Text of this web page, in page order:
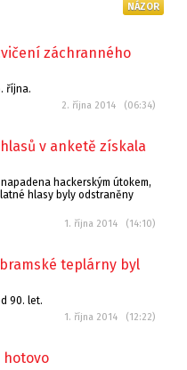
NÁZOR
záchranného
října.
2. října 2014 (06:34)
v anketě získala
hackerským útokem,
hlasy byly odstraněny
1. října 2014 (14:10)
teplárny byl
90. let.
1. října 2014 (12:22)
hotovo